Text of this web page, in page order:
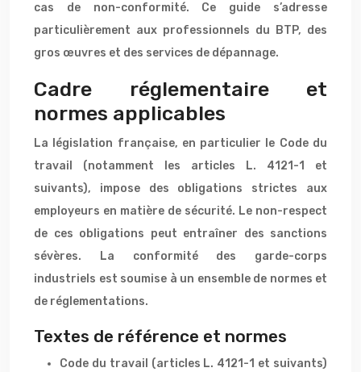
cas de non-conformité. Ce guide s’adresse
particulièrement aux professionnels du BTP, des
gros œuvres et des services de dépannage.
Cadre réglementaire et
normes applicables
La législation française, en particulier le Code du
travail (notamment les articles L. 4121-1 et
suivants), impose des obligations strictes aux
employeurs en matière de sécurité. Le non-respect
de ces obligations peut entraîner des sanctions
sévères. La conformité des garde-corps
industriels est soumise à un ensemble de normes et
de réglementations.
Textes de référence et normes
Code du travail (articles L. 4121-1 et suivants)